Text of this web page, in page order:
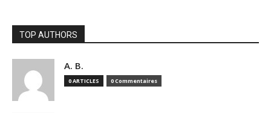
TOP AUTHORS
A. B.
0 ARTICLES 0 Commentaires